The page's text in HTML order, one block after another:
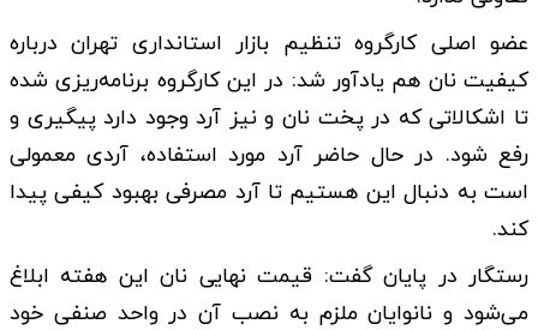
عضو اصلی کارگروه تنظیم بازار استانداری تهران درباره
کیفیت نان هم یادآور شد: در این کارگروه برنامه‌ریزی شده
تا اشکالاتی که در پخت نان و نیز آرد وجود دارد پیگیری و
رفع شود. در حال حاضر آرد مورد استفاده، آردی معمولی
است به دنبال این هستیم تا آرد مصرفی بهبود کیفی پیدا
کند.
رستگار در پایان گفت: قیمت نهایی نان این هفته ابلاغ
می‌شود و نانوایان ملزم به نصب آن در واحد صنفی خود